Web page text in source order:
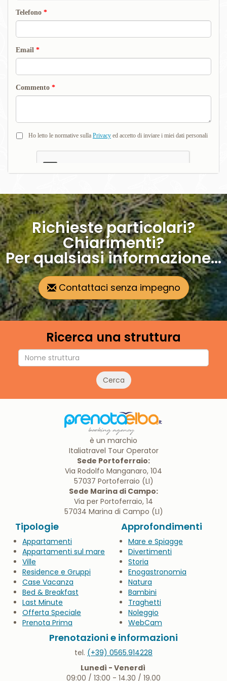
Richieste particolari?
Chiarimenti?
Per qualsiasi informazione...
Contattaci senza impegno
Ricerca una struttura
Cerca
è un marchio
Italiatravel Tour Operator
Sede Portoferraio:
Via Rodolfo Manganaro, 104
57037 Portoferraio (LI)
Sede Marina di Campo:
Via per Portoferraio, 14
57034 Marina di Campo (LI)
Tipologie
Appartamenti
Appartamenti sul mare
Ville
Residence e Gruppi
Case Vacanza
Bed & Breakfast
Last Minute
Offerta Speciale
Prenota Prima
Approfondimenti
Mare e Spiagge
Divertimenti
Storia
Enogastronomia
Natura
Bambini
Traghetti
Noleggio
WebCam
Prenotazioni e informazioni
tel. (+39) 0565.914228
Lunedì - Venerdì
09:00 / 13:00 - 14.30 / 19.00